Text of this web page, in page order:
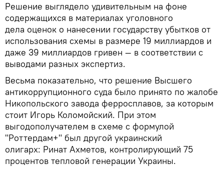
Решение выглядело удивительным на фоне
содержащихся в материалах уголовного
дела оценок о нанесении государству убытков от
использования схемы в размере 19 миллиардов и
даже 39 миллиардов гривен — в соответствии с
выводами разных экспертиз.
Весьма показательно, что решение Высшего
антикоррупционного суда было принято по жалобе
Никопольского завода ферросплавов, за которым
стоит Игорь Коломойский. При этом
выгодополучателем в схеме с формулой
"Роттердам+" был другой украинский
олигарх: Ринат Ахметов, контролирующий 75
процентов тепловой генерации Украины.